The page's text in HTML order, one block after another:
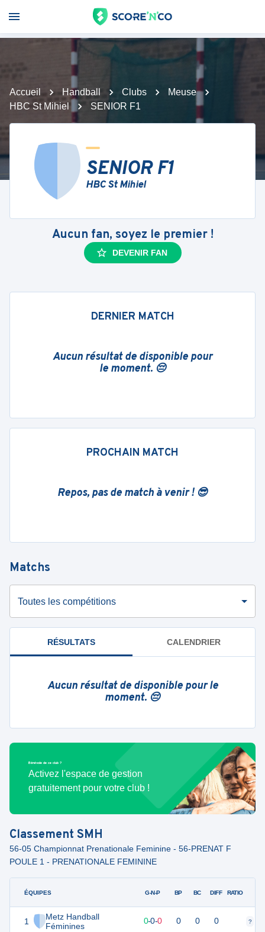
Accueil Handball Clubs
Meuse
HBC St Mihiel
SENIOR F1
SENIOR F1
HBC St Mihiel
Aucun fan, soyez le premier !
DEVENIR FAN
DERNIER MATCH
Aucun résultat de disponible pour
le moment. 😔
PROCHAIN MATCH
Repos, pas de match à venir ! 😎
Matchs
Toutes les compétitions
RÉSULTATS CALENDRIER
Aucun résultat de disponible pour le
moment. 😔
Bénévole de ce club ?
Activez l'espace de gestion
gratuitement pour votre club !
Classement SMH
56-05 Championnat Prenationale Feminine - 56-PRENAT F
POULE 1 - PRENATIONALE FEMININE
ÉQUIPES
1
Metz Handball
Féminines
G-N-P BP BC DIFF RATIO
0-0-0 0 0 0 ?